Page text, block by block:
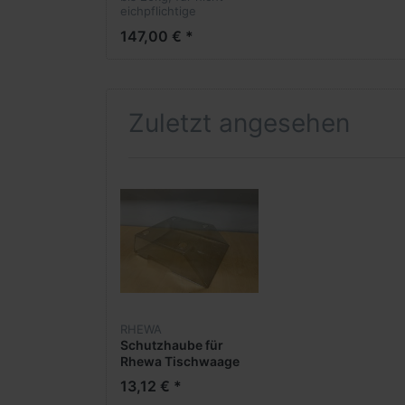
eichpflichtige
147,00 € *
Zuletzt angesehen
RHEWA
Schutzhaube für
Rhewa Tischwaage
940
13,12 € *